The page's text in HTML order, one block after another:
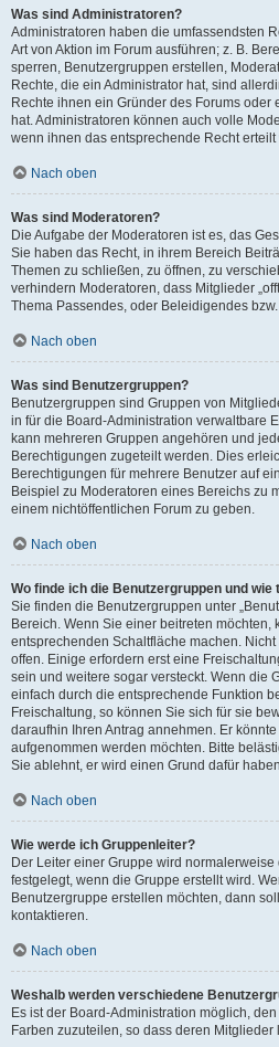
Was sind Administratoren?
Administratoren haben die umfassendsten
Art von Aktion im Forum ausführen; z. B.
sperren, Benutzergruppen erstellen,
Rechte, die ein Administrator hat, sind
Rechte ihnen ein Gründer des Forums oder
hat. Administratoren können auch volle
wenn ihnen das entsprechende Recht erteilt
Nach oben
Was sind Moderatoren?
Die Aufgabe der Moderatoren ist es, das
Sie haben das Recht, in ihrem Bereich
Themen zu schließen, zu öffnen, zu
verhindern Moderatoren, dass Mitglieder
Thema Passendes, oder Beleidigendes
Nach oben
Was sind Benutzergruppen?
Benutzergruppen sind Gruppen von
in für die Board-Administration verwaltbare
kann mehreren Gruppen angehören und
Berechtigungen zugeteilt werden. Dies
Berechtigungen für mehrere Benutzer auf
Beispiel zu Moderatoren eines Bereichs zu
einem nichtöffentlichen Forum zu geben.
Nach oben
Wo finde ich die Benutzergruppen und wie
Sie finden die Benutzergruppen unter
Bereich. Wenn Sie einer beitreten möchten,
entsprechenden Schaltfläche machen.
offen. Einige erfordern erst eine
sein und weitere sogar versteckt. Wenn die
einfach durch die entsprechende Funktion
Freischaltung, so können Sie sich für sie
daraufhin Ihren Antrag annehmen. Er
aufgenommen werden möchten. Bitte
Sie ablehnt, er wird einen Grund dafür
Nach oben
Wie werde ich Gruppenleiter?
Der Leiter einer Gruppe wird
festgelegt, wenn die Gruppe erstellt wird.
Benutzergruppe erstellen möchten, dann
kontaktieren.
Nach oben
Weshalb werden verschiedene
Es ist der Board-Administration möglich,
Farben zuzuteilen, so dass deren